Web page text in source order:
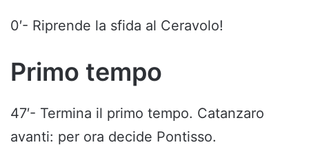
0′- Riprende la sfida al Ceravolo!
Primo tempo
47′- Termina il primo tempo. Catanzaro
avanti: per ora decide Pontisso.